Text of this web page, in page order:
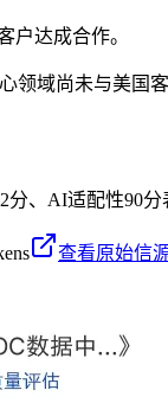
户达成合作。
领域尚未与美
、AI适配性90
查看原始信